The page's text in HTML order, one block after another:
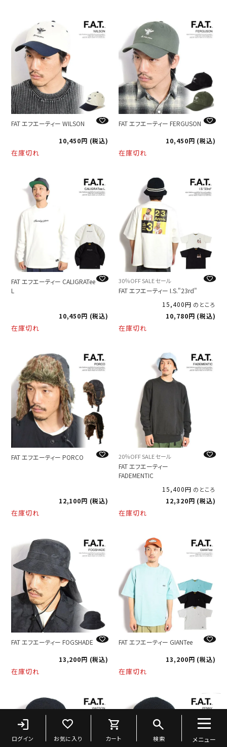
FAT エフエーティー WILSON
10,450
税込
在庫切れ
FAT エフエーティー FERGUSON
10,450
税込
在庫切れ
FAT エフエーティー CALIGRATee
L
10,450 税込
在庫切れ
30％OFF SALE セール
FAT エフエーティー I.S."23rd"
15,400
のところ
10,780 税込
在庫切れ
FAT エフエーティー PORCO
12,100 税込
在庫切れ
20％OFF SALE セール
FAT エフエーティー
FADEMENTIC
15,400
のところ
12,320 税込
在庫切れ
FAT エフエーティー FOGSHADE
13,200
税込
在庫切れ
FAT エフエーティー GIANTee
13,200
税込
在庫切れ